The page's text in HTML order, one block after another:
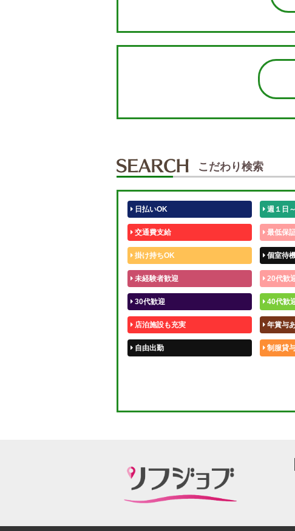
こだわり検索
日払いOK 週１日
交通費支給 最低保
掛け持ちOK 個室待
未経験者歓迎 20代歓
30代歓迎 40代歓
店泊施設も充実 年賞与
自由出勤 制服貸
宿泊相談可